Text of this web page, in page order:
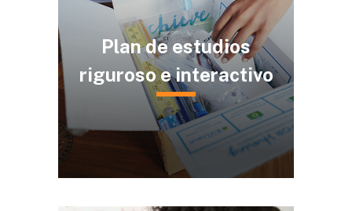
Plan de estudios
riguroso e interactivo